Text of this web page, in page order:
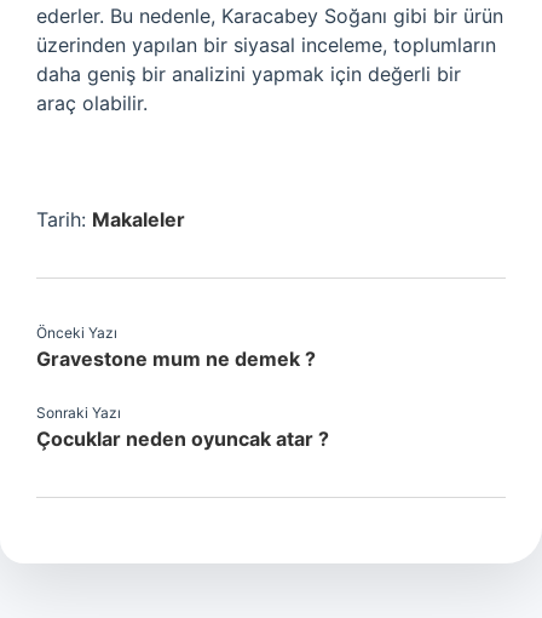
ederler. Bu nedenle, Karacabey Soğanı gibi bir ürün
üzerinden yapılan bir siyasal inceleme, toplumların
daha geniş bir analizini yapmak için değerli bir
araç olabilir.
Tarih: Makaleler
Önceki Yazı
Gravestone mum ne demek ?
Sonraki Yazı
Çocuklar neden oyuncak atar ?